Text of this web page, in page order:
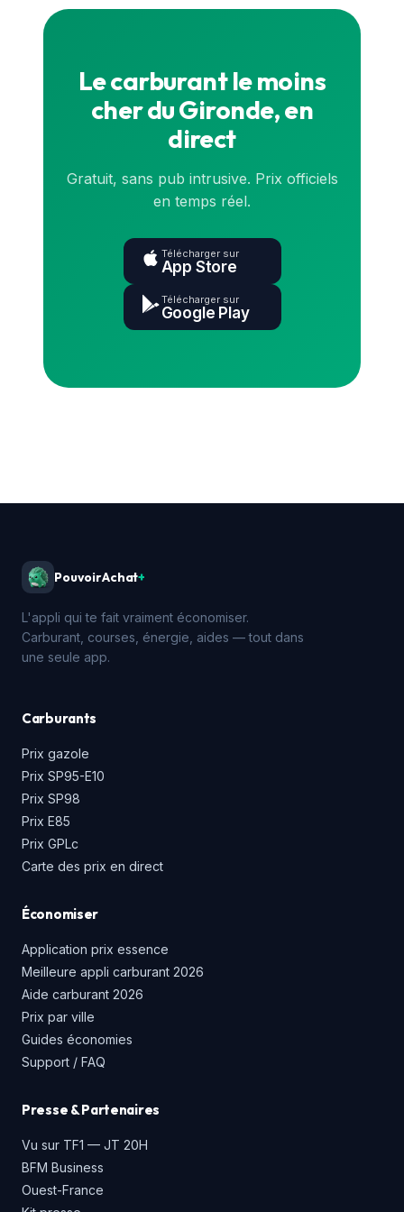
Le carburant le moins
cher du Gironde, en
direct
Gratuit, sans pub intrusive. Prix officiels
en temps réel.
Télécharger sur
App Store
Télécharger sur
Google Play
PouvoirAchat+
L'appli qui te fait vraiment économiser.
Carburant, courses, énergie, aides — tout dans
une seule app.
Carburants
Prix gazole
Prix SP95-E10
Prix SP98
Prix E85
Prix GPLc
Carte des prix en direct
Économiser
Application prix essence
Meilleure appli carburant 2026
Aide carburant 2026
Prix par ville
Guides économies
Support / FAQ
Presse & Partenaires
Vu sur TF1 — JT 20H
BFM Business
Ouest-France